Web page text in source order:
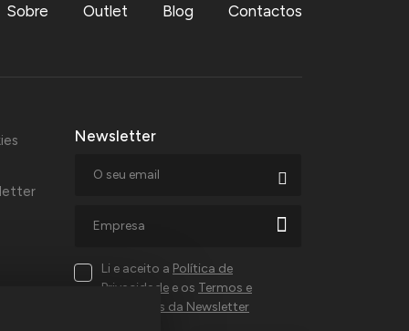
Sobre Outlet Blog Contactos
Newsletter
Li e aceito a Política de
Privacidade e os Termos e
Condições da Newsletter